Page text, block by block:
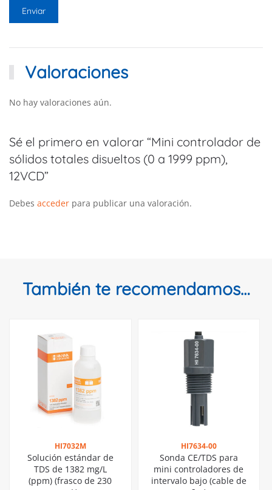
Valoraciones
No hay valoraciones aún.
Sé el primero en valorar “Mini controlador de
sólidos totales disueltos (0 a 1999 ppm),
12VCD”
Debes acceder para publicar una valoración.
También te recomendamos…
HI7032M
Solución estándar de
TDS de 1382 mg/L
(ppm) (frasco de 230
HI7634-00
Sonda CE/TDS para
mini controladores de
intervalo bajo (cable de